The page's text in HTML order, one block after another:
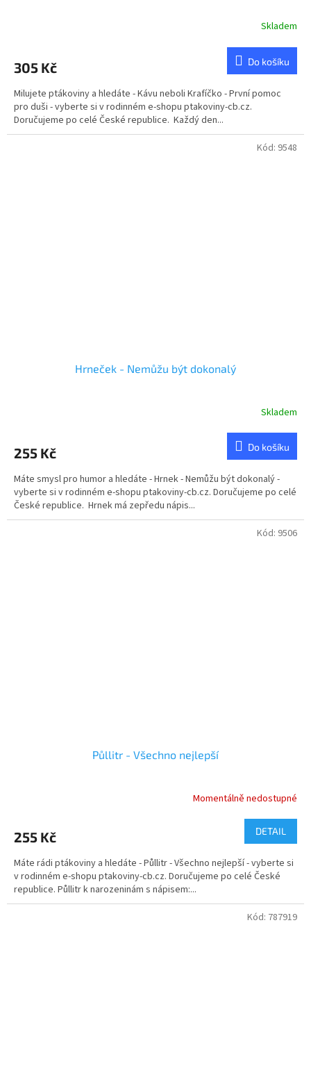
Skladem
305 Kč Do košíku
Milujete ptákoviny a hledáte - Kávu neboli Krafíčko - První pomoc
pro duši - vyberte si v rodinném e-shopu ptakoviny-cb.cz.
Doručujeme po celé České republice. Každý den...
Hrneček - Nemůžu být dokonalý
Skladem
255 Kč Do košíku
Máte smysl pro humor a hledáte - Hrnek - Nemůžu být dokonalý -
vyberte si v rodinném e-shopu ptakoviny-cb.cz. Doručujeme po celé
České republice. Hrnek má zepředu nápis...
Kód: 9548
Půllitr - Všechno nejlepší
je
z
5
hvězdiček.
Momentálně nedostupné
255 Kč DETAIL
Máte rádi ptákoviny a hledáte - Půllitr - Všechno nejlepší - vyberte si
v rodinném e-shopu ptakoviny-cb.cz. Doručujeme po celé České
republice. Půllitr k narozeninám s nápisem:...
Kód: 9506
Kód: 787919